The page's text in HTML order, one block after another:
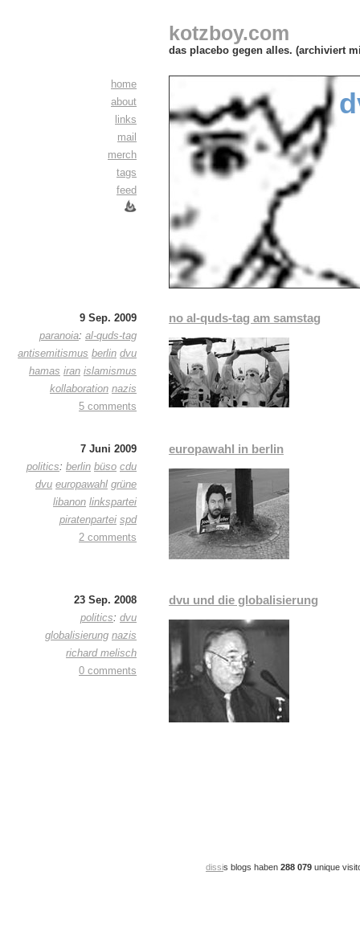
kotzboy.com
das placebo gegen alles. (archiviert
home
about
links
mail
merch
tags
feed
9 Sep. 2009
paranoia: al-quds-tag
antisemitismus berlin dvu
hamas iran islamismus
kollaboration nazis
5 comments
no al-quds-tag am samstag
7 Juni 2009
politics: berlin büso cdu
dvu europawahl grüne
libanon linkspartei
piratenpartei spd
2 comments
europawahl in berlin
23 Sep. 2008
politics: dvu
globalisierung nazis
richard melisch
0 comments
dvu und die globalisierung
dissis blogs haben 288 079 unique